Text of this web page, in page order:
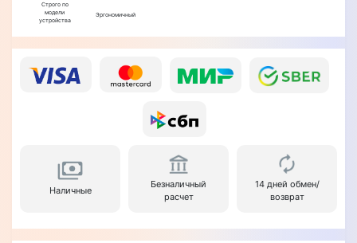
Строго по
модели
устройства
Эргономичный
Наличные
Безналичный
расчет
14 дней обмен/
возврат